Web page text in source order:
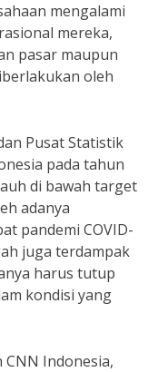
mengalami
mereka,
pasar maupun
oleh
Pusat Statistik
pada tahun
di bawah target
adanya
pandemi COVID-
juga terdampak
harus tutup
kondisi yang
CNN Indonesia,